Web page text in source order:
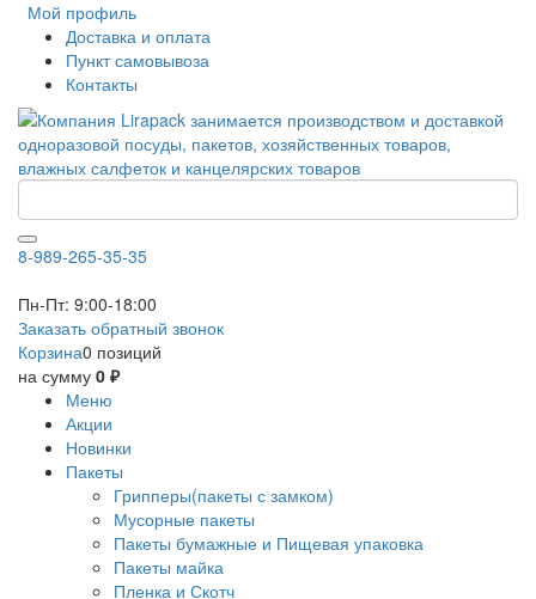
Мой профиль
Доставка и оплата
Пункт самовывоза
Контакты
8-989-265-35-35
Пн-Пт: 9:00-18:00
Заказать обратный звонок
Корзина0 позиций
на сумму 0 ₽
Меню
Акции
Новинки
Пакеты
Грипперы(пакеты с замком)
Мусорные пакеты
Пакеты бумажные и Пищевая упаковка
Пакеты майка
Пленка и Скотч